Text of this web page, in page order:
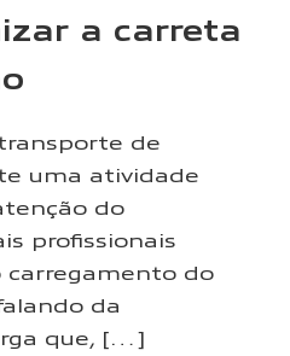
a carreta
de
uma atividade
do
profissionais
carregamento do
da
que, […]